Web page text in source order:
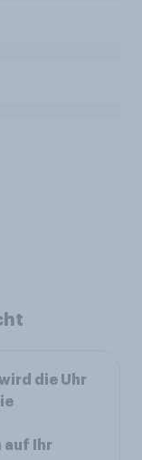
die Uhr
auf Ihr